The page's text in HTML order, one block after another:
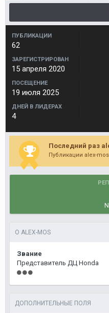
ПУБЛИКАЦИИ
62
ЗАРЕГИСТРИРОВАН
15 апреля 2020
ПОСЕЩЕНИЕ
19 июля 2025
ДНЕЙ В ЛИДЕРАХ
4
Последний раз
Публикации alex-
О ALEX-MOS
Звание
Представитель ДЦ Honda
ДОПОЛНИТЕЛЬНЫЕ ПОЛЯ